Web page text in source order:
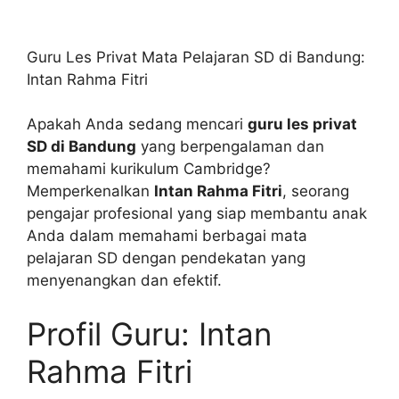
Guru Les Privat Mata Pelajaran SD di Bandung:
Intan Rahma Fitri
Apakah Anda sedang mencari guru les privat
SD di Bandung yang berpengalaman dan
memahami kurikulum Cambridge?
Memperkenalkan Intan Rahma Fitri, seorang
pengajar profesional yang siap membantu anak
Anda dalam memahami berbagai mata
pelajaran SD dengan pendekatan yang
menyenangkan dan efektif.
Profil Guru: Intan
Rahma Fitri